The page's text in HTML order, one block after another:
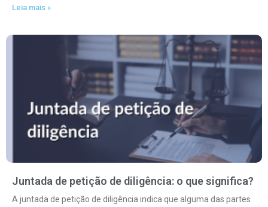
Leia mais »
Juntada de petição de diligência: o que significa?
A juntada de petição de diligência indica que alguma das partes